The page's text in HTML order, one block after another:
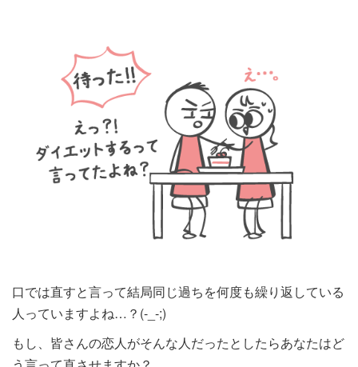
口では直すと言って結局同じ過ちを何度も繰り返している
人っていますよね…？(-_-;)
もし、皆さんの恋人がそんな人だったとしたらあなたはど